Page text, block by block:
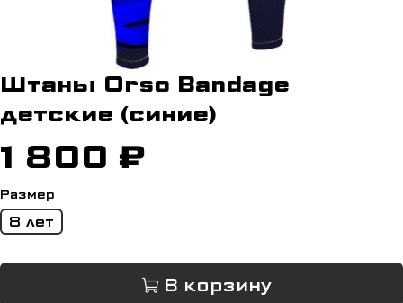
Штаны Orso Bandage
детские (синие)
1 800 ₽
Размер
8 лет
В корзину